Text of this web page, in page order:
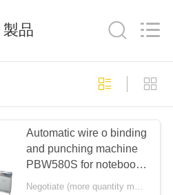
マシン
製品
Automatic wire o binding
and punching machine
PBW580S for notebook
&calendar
Negotiate (more quantity more cheap ) MOQ:1セット